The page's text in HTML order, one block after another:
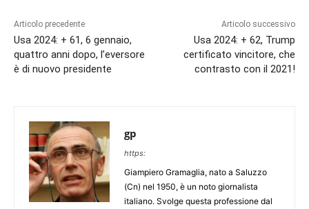
Articolo precedente
Usa 2024: + 61, 6 gennaio,
quattro anni dopo, l’eversore
è di nuovo presidente
Articolo successivo
Usa 2024: + 62, Trump
certificato vincitore, che
contrasto con il 2021!
gp
https:
Giampiero Gramaglia, nato a Saluzzo
(Cn) nel 1950, è un noto giornalista
italiano. Svolge questa professione dal